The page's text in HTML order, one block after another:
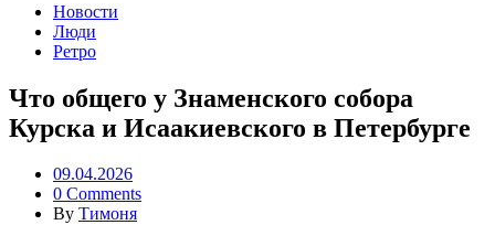
Новости
Люди
Ретро
Что общего у Знаменского собора
Курска и Исаакиевского в Петербурге
09.04.2026
0 Comments
By Тимоня